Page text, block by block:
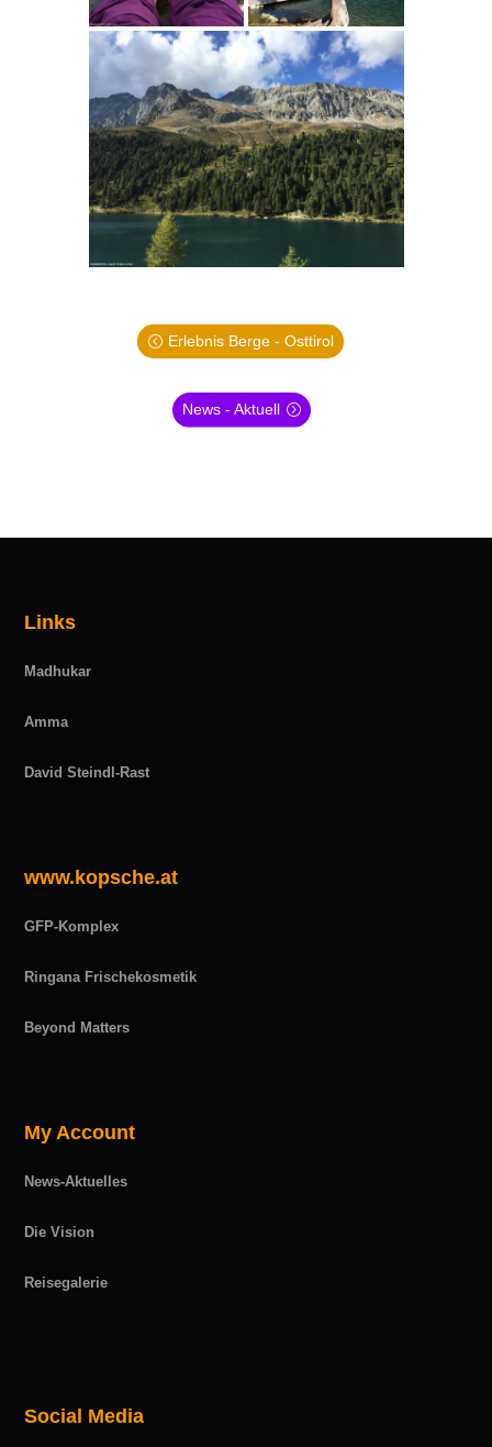
Erlebnis Berge - Osttirol
News - Aktuell
Links
Madhukar
Amma
David Steindl-Rast
www.kopsche.at
GFP-Komplex
Ringana Frischekosmetik
Beyond Matters
My Account
News-Aktuelles
Die Vision
Reisegalerie
Social Media